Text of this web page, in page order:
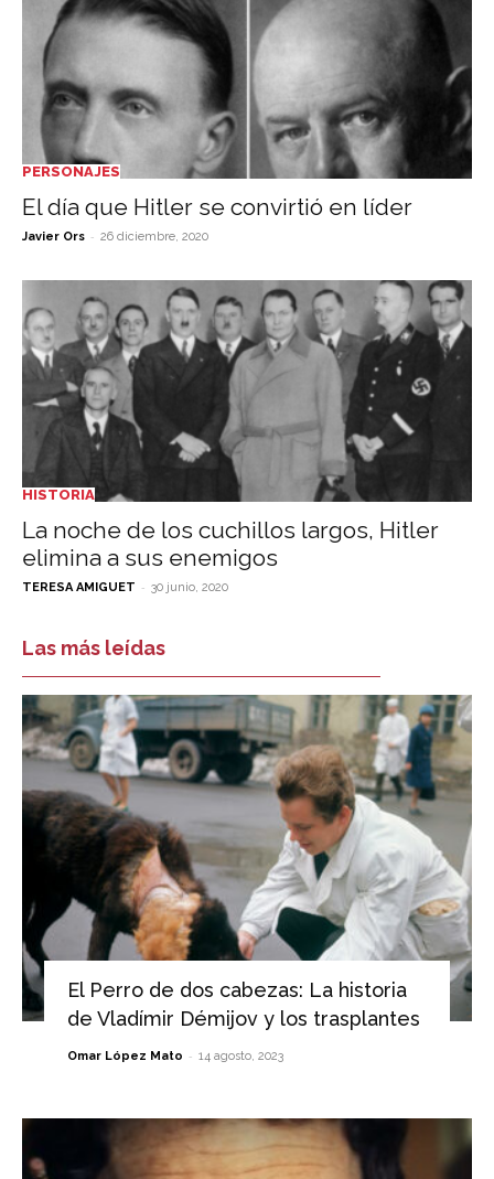
PERSONAJES
El día que Hitler se convirtió en líder
Javier Ors - 26 diciembre, 2020
HISTORIA
La noche de los cuchillos largos, Hitler
elimina a sus enemigos
TERESA AMIGUET - 30 junio, 2020
Las más leídas
El Perro de dos cabezas: La historia
de Vladímir Démijov y los trasplantes
Omar López Mato - 14 agosto, 2023